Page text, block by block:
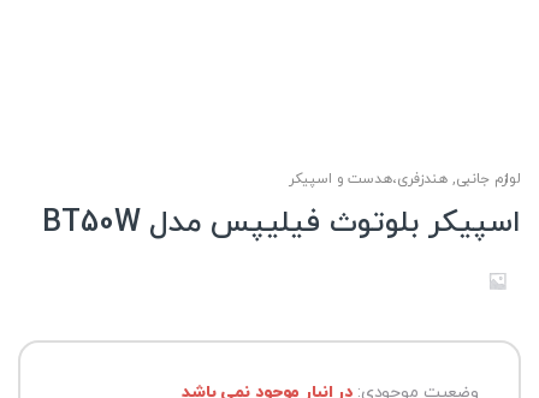
لوازم جانبی,هندزفری،هدست و اسپیکر
اسپیکر بلوتوث فیلیپس مدل BT50W
وضعیت موجودی:در انبار موجود نمی باشد